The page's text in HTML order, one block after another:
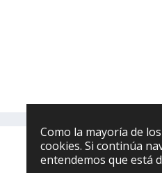
®
Política de privacidad
Como la mayoría de
cookies. Si continúa
entendemos que está